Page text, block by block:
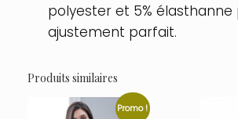
polyester et 5% élasthanne
ajustement parfait.
Produits similaires
Promo !